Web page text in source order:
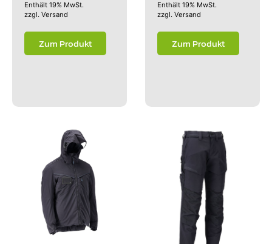
Enthält 19% MwSt.
zzgl. Versand
Zum Produkt
Enthält 19% MwSt.
zzgl. Versand
Zum Produkt